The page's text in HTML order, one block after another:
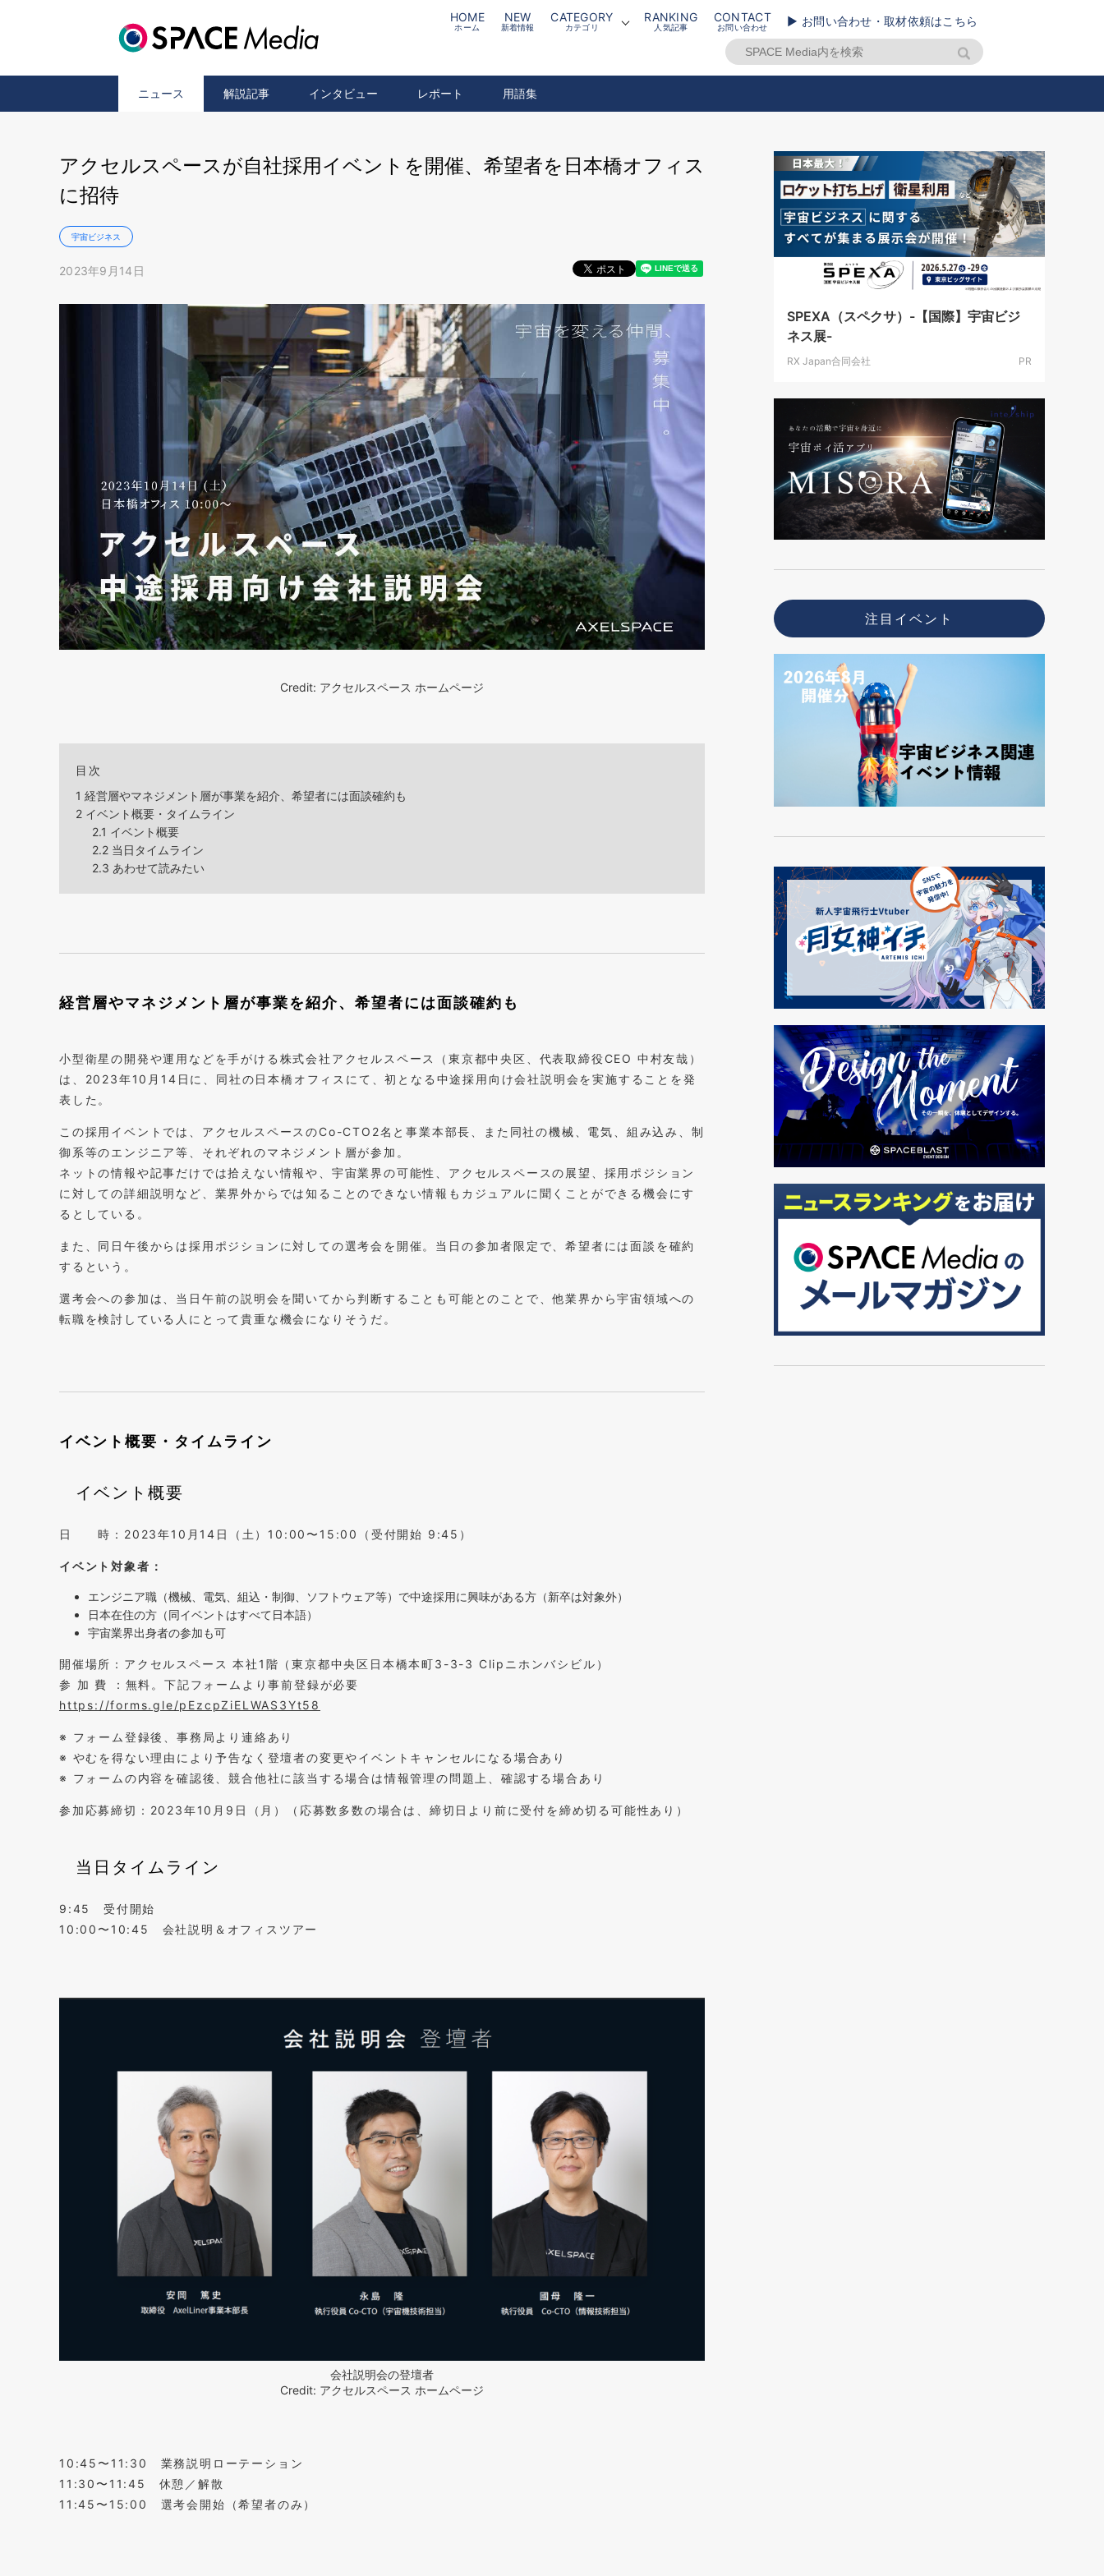
HOME
ホーム
NEW
新着情報
CATEGORY
カテゴリ
RANKING
人気記事
CONTACT
お問い合わせ ▶ お問い合わせ・取材依頼はこちら
ニュース 解説記事 インタビュー レポート 用語集
アクセルスペースが自社採用イベントを開催、希望者を日本橋オフィス
に招待
宇宙ビジネス
2023年9月14日
Credit: アクセルスペース ホームページ
目次
1 経営層やマネジメント層が事業を紹介、希望者には面談確約も
2 イベント概要・タイムライン
2.1 イベント概要
2.2当日タイムライン
2.3 あわせて読みたい
経営層やマネジメント層が事業を紹介、希望者には面談確約も
小型衛星の開発や運用などを手がける株式会社アクセルスペース（東京都中央区、代表取締役CEO 中村友哉）
は、2023年10月14日に、同社の日本橋オフィスにて、初となる中途採用向け会社説明会を実施することを発
表した。
この採用イベントでは、アクセルスペースのCo-CTO2名と事業本部長、また同社の機械、電気、組み込み、制
御系等のエンジニア等、それぞれのマネジメント層が参加。
ネットの情報や記事だけでは拾えない情報や、宇宙業界の可能性、アクセルスペースの展望、採用ポジション
に対しての詳細説明など、業界外からでは知ることのできない情報もカジュアルに聞くことができる機会にす
るとしている。
また、同日午後からは採用ポジションに対しての選考会を開催。当日の参加者限定で、希望者には面談を確約
するという。
選考会への参加は、当日午前の説明会を聞いてから判断することも可能とのことで、他業界から宇宙領域への
転職を検討している人にとって貴重な機会になりそうだ。
イベント概要・タイムライン
イベント概要
日 時：2023年10月14日（土）10:00〜15:00（受付開始 9:45）
イベント対象者：
エンジニア職（機械、電気、組込・制御、ソフトウェア等）で中途採用に興味がある方（新卒は対象外）
日本在住の方（同イベントはすべて日本語）
宇宙業界出身者の参加も可
開催場所：アクセルスペース 本社1階（東京都中央区日本橋本町3-3-3 Clipニホンバシビル）
参 加 費 ：無料。下記フォームより事前登録が必要
https://forms.gle/pEzcpZiELWAS3Yt58
※ フォーム登録後、事務局より連絡あり
※ やむを得ない理由により予告なく登壇者の変更やイベントキャンセルになる場合あり
※ フォームの内容を確認後、競合他社に該当する場合は情報管理の問題上、確認する場合あり
参加応募締切：2023年10月9日（月）（応募数多数の場合は、締切日より前に受付を締め切る可能性あり）
当日タイムライン
9:45 受付開始
10:00〜10:45 会社説明＆オフィスツアー
会社説明会の登壇者
Credit: アクセルスペース ホームページ
10:45〜11:30 業務説明ローテーション
11:30〜11:45 休憩／解散
11:45〜15:00 選考会開始（希望者のみ）
SPEXA（スペクサ）-【国際】宇宙ビジ
ネス展-
RX Japan合同会社 PR
注目イベント